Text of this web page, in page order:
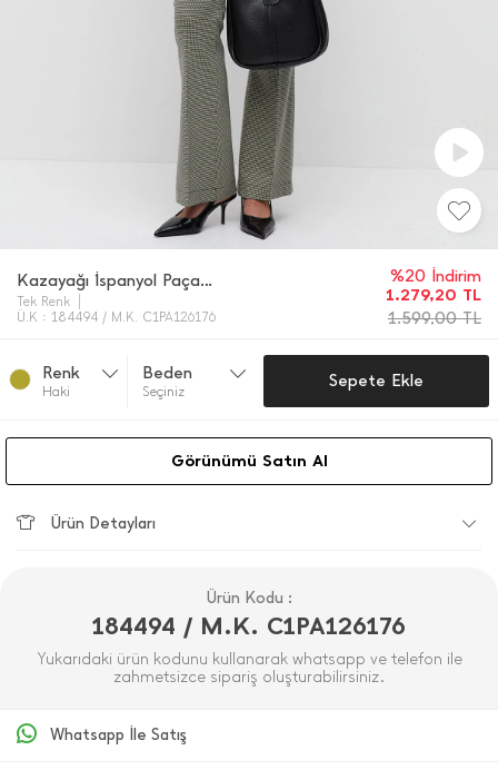
Kazayağı İ̇spanyol Paça Pantolon
Tek Renk
Ü.K : 184494 / M.K. C1PA126176
%20 İndirim
1.279,20 TL
1.599,00TL
Renk
Haki̇
Beden
Seçiniz
Sepete Ekle
Görünümü Satın Al
Ürün Detayları
Ürün Kodu :
184494 / M.K. C1PA126176
Yukarıdaki ürün kodunu kullanarak whatsapp ve telefon ile
zahmetsizce sipariş oluşturabilirsiniz.
Whatsapp İle Satış